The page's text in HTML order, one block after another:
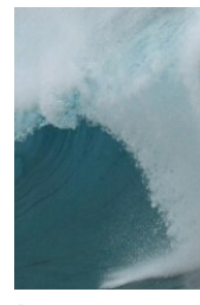
Вернутся
МИГРАНТ МЕДИА